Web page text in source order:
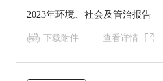
2023年环境、社会及管治报告
下载附件 查看详情